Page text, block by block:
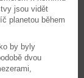
jsou vidět
planetou během
by byly
dvou